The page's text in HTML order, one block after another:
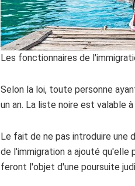
Les fonctionnaires de
Selon la loi, toute personne
un an. La liste noire est valable
Le fait de ne pas introduire une
de l'immigration a ajouté
feront l'objet d'une poursuite